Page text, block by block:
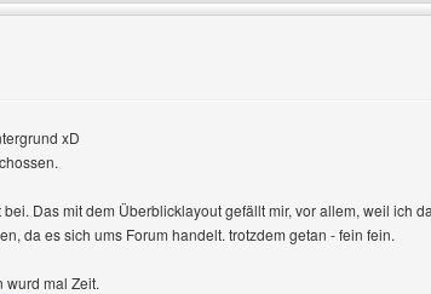
xD
Das mit dem Überblicklayout gefällt mir, vor allem, weil ich
da es sich ums Forum handelt. trotzdem getan - fein fein.
wurd mal Zeit.